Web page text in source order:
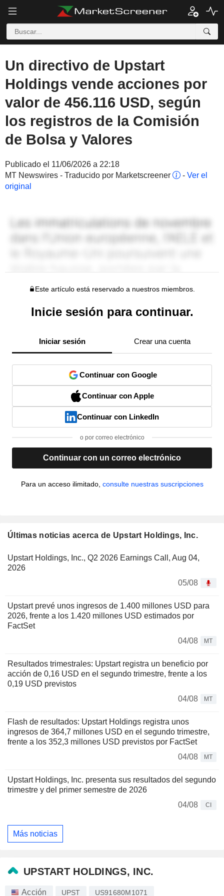
Un directivo de Upstart
Holdings vende acciones por
valor de 456.116 USD, según
los registros de la Comisión
de Bolsa y Valores
Publicado el 11/06/2026 a 22:18
MT Newswires - Traducido por Marketscreener
- Ver el
original
Este artículo está reservado a nuestros miembros.
Inicie sesión para continuar.
Iniciar sesión Crear una cuenta
Continuar con Google
Continuar con Apple
Continuar con LinkedIn
o por correo electrónico
Continuar con un correo electrónico
Para un acceso ilimitado, consulte nuestras suscripciones
Últimas noticias acerca de Upstart Holdings, Inc.
Upstart Holdings, Inc., Q2 2026 Earnings Call, Aug 04,
2026
05/08
Upstart prevé unos ingresos de 1.400 millones USD para
2026, frente a los 1.420 millones USD estimados por
FactSet
04/08
MT
Resultados trimestrales: Upstart registra un beneficio por
acción de 0,16 USD en el segundo trimestre, frente a los
0,19 USD previstos
04/08
MT
Flash de resultados: Upstart Holdings registra unos
ingresos de 364,7 millones USD en el segundo trimestre,
frente a los 352,3 millones USD previstos por FactSet
04/08
MT
Upstart Holdings, Inc. presenta sus resultados del segundo
trimestre y del primer semestre de 2026
04/08
CI
Más noticias
UPSTART HOLDINGS, INC.
Acción UPST US91680M1071